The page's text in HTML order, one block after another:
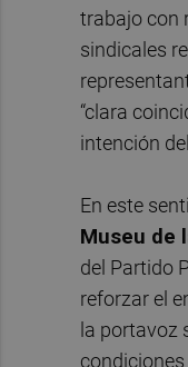
trabajo con
sindicales
“clara
intención
En este
Museu de
del Partido
reforzar el
la portavoz